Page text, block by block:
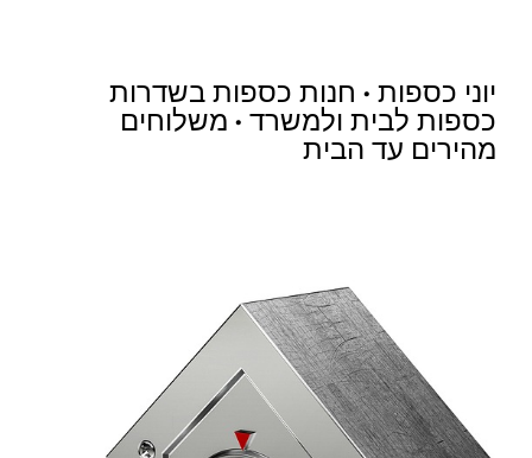
יוני כספות • חנות כספות בשדרות
כספות לבית ולמשרד • משלוחים
מהירים עד הבית